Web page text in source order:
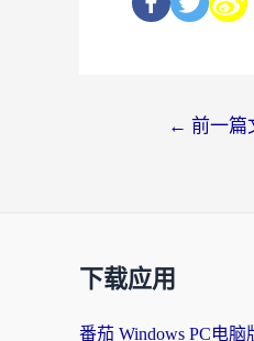
← 前一篇
下载应用
番茄 Windows PC电脑